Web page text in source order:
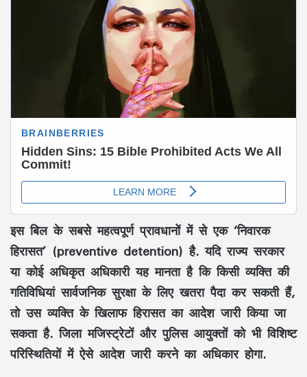
इस बिल के सबसे महत्वपूर्ण प्रावधानों में से एक ‘निवारक
हिरासत’ (preventive detention) है. यदि राज्य सरकार
या कोई अधिकृत अधिकारी यह मानता है कि किसी व्यक्ति की
गतिविधियां सार्वजनिक सुरक्षा के लिए खतरा पैदा कर सकती हैं,
तो उस व्यक्ति के खिलाफ हिरासत का आदेश जारी किया जा
सकता है. जिला मजिस्ट्रेटों और पुलिस आयुक्तों को भी विशिष्ट
परिस्थितियों में ऐसे आदेश जारी करने का अधिकार होगा.